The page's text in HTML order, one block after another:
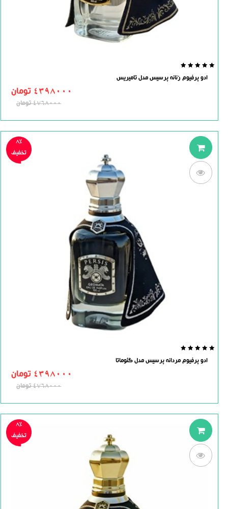
out
ادو پرفیوم زنانه پرسیس مدل تامیریس
4398000 تومان
4768000تومان
out
8%
تخفیف
ادو پرفیوم مردانه پرسیس مدل گئوماتا
4398000 تومان
4768000تومان
8%
تخفیف